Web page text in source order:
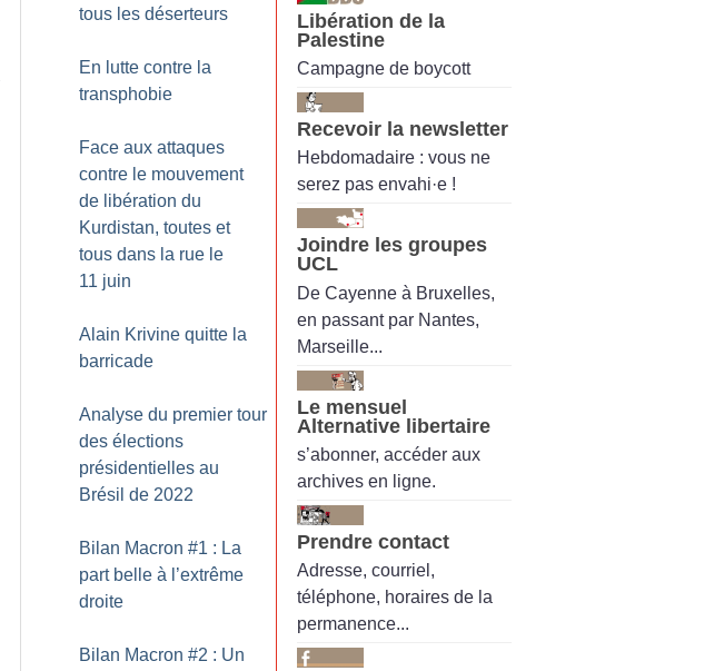
tous les déserteurs
En lutte contre la
transphobie
Face aux attaques
contre le mouvement
de libération du
Kurdistan, toutes et
tous dans la rue le
11 juin
Alain Krivine quitte la
barricade
Analyse du premier tour
des élections
présidentielles au
Brésil de 2022
Bilan Macron #1 : La
part belle à l’extrême
droite
Bilan Macron #2 : Un
Libération de la
Palestine
Campagne de boycott
Recevoir la newsletter
Hebdomadaire : vous ne
serez pas envahi·e !
Joindre les groupes
UCL
De Cayenne à Bruxelles,
en passant par Nantes,
Marseille...
Le mensuel
Alternative libertaire
s’abonner, accéder aux
archives en ligne.
Prendre contact
Adresse, courriel,
téléphone, horaires de la
permanence...